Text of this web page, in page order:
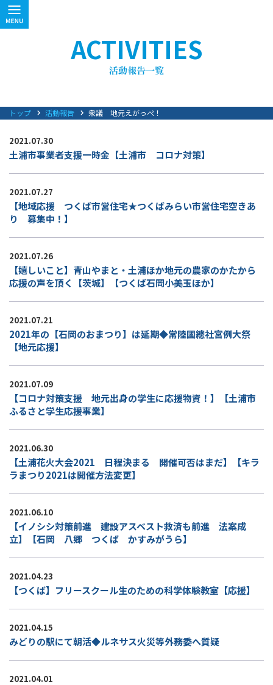
ACTIVITIES
トップ 活動報告 衆議 地元えがっぺ！
2021.07.30
土浦市事業者支援一時金【土浦市 コロナ対策】
2021.07.27
【地域応援 つくば市営住宅★つくばみらい市営住宅空きあ
り 募集中！】
2021.07.26
【嬉しいこと】青山やまと・土浦ほか地元の農家のかたから
応援の声を頂く【茨城】【つくば石岡小美玉ほか】
2021.07.21
2021年の【石岡のおまつり】は延期◆常陸國總社宮例大祭
【地元応援】
2021.07.09
【コロナ対策支援 地元出身の学生に応援物資！】【土浦市
ふるさと学生応援事業】
2021.06.30
【土浦花火大会2021 日程決まる 開催可否はまだ】【キラ
ラまつり2021は開催方法変更】
2021.06.10
【イノシシ対策前進 建設アスベスト救済も前進 法案成
立】【石岡 八郷 つくば かすみがうら】
2021.04.23
【つくば】フリースクール生のための科学体験教室【応援】
2021.04.15
みどりの駅にて朝活◆ルネサス火災等外務委へ質疑
2021.04.01